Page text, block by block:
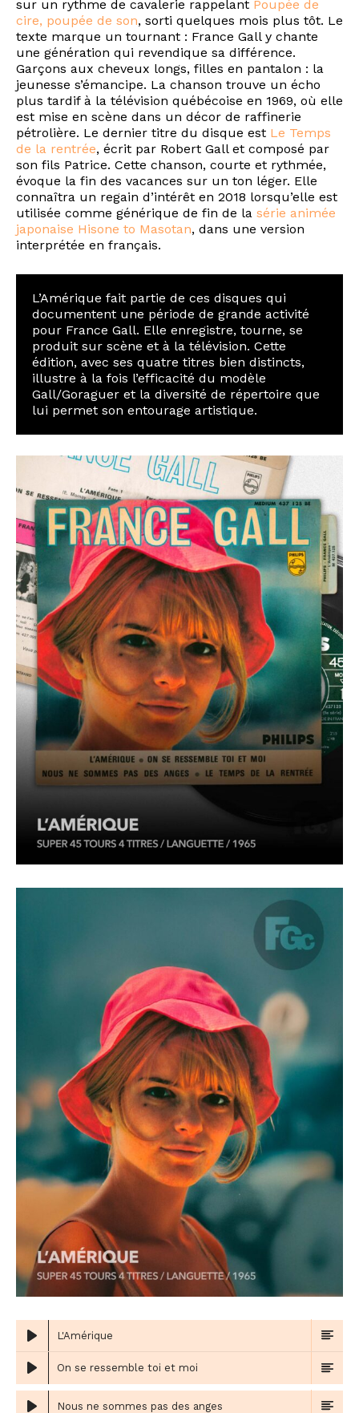
sur un rythme de cavalerie rappelant Poupée de
cire, poupée de son, sorti quelques mois plus tôt. Le
texte marque un tournant : France Gall y chante
une génération qui revendique sa différence.
Garçons aux cheveux longs, filles en pantalon : la
jeunesse s’émancipe. La chanson trouve un écho
plus tardif à la télévision québécoise en 1969, où elle
est mise en scène dans un décor de raffinerie
pétrolière. Le dernier titre du disque est Le Temps
de la rentrée, écrit par Robert Gall et composé par
son fils Patrice. Cette chanson, courte et rythmée,
évoque la fin des vacances sur un ton léger. Elle
connaîtra un regain d’intérêt en 2018 lorsqu’elle est
utilisée comme générique de fin de la série animée
japonaise Hisone to Masotan, dans une version
interprétée en français.
L’Amérique fait partie de ces disques qui
documentent une période de grande activité
pour France Gall. Elle enregistre, tourne, se
produit sur scène et à la télévision. Cette
édition, avec ses quatre titres bien distincts,
illustre à la fois l’efficacité du modèle
Gall/Goraguer et la diversité de répertoire que
lui permet son entourage artistique.
L'Amérique
On se ressemble toi et moi
Nous ne sommes pas des anges